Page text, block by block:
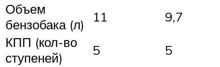
Объем
бензобака (л)
11
9,7
КПП (кол-во
ступеней)
5
5